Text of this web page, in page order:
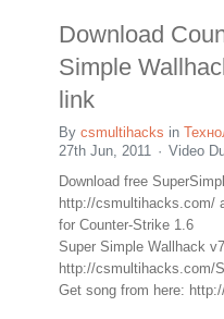
Download
Simple
link
By csmultihacks in
27th Jun, 2011
Video
Download free
http://csmultihacks.com/
for Counter-Strike 1.6
Super Simple Wallhack
http://csmultihacks.com/
Get song from here: